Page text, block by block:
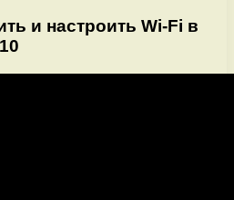
и настроить Wi-Fi в